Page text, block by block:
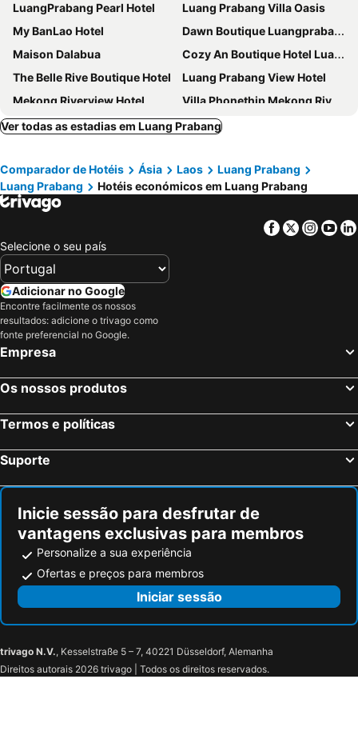
LuangPrabang Pearl Hotel
Luang Prabang Villa Oasis
My BanLao Hotel
Dawn Boutique Luangprabang Hotel
Maison Dalabua
Cozy An Boutique Hotel Luangprabang
The Belle Rive Boutique Hotel
Luang Prabang View Hotel
Mekong Riverview Hotel
Villa Phonethip Mekong Riverside
Sanctuary Hotel
Le Bel Air Resort Luang Prabang
Merry Riverside Hotel
Dream1985 Hotel
The Apsara
On The Mekong Resort
Sakura Wood House
Luang Prabang Vang Luang Hotel
Nagara Villa River View
Meuangluang Hotel
Villa Deux Rivieresshuanghebieshujiudian
Ver todas as estadias em Luang Prabang
Comparador de Hotéis Ásia Laos
Luang Prabang
Luang Prabang
Hotéis económicos em Luang Prabang
Facebook
Twitter
Selecione o seu país
Adicionar no Google
Encontre facilmente os nossos
resultados: adicione o trivago como
fonte preferencial no Google.
Empresa
Os nossos produtos
Termos e políticas
Suporte
Inicie sessão para desfrutar de
vantagens exclusivas para membros
Personalize a sua experiência
Ofertas e preços para membros
Iniciar sessão
trivago N.V., Kesselstraße 5 – 7, 40221 Düsseldorf, Alemanha
Direitos autorais 2026 trivago | Todos os direitos reservados.